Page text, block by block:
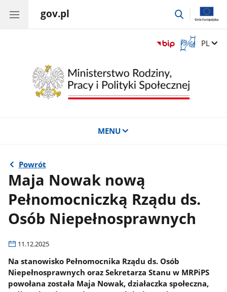
gov.pl
przejdź
Otwórz
okno
języka
migowego
Zmień
PL
MENU
Powrót
Maja Nowak nową
Pełnomocniczką Rządu ds.
Osób Niepełnosprawnych
11.12.2025
Na stanowisko Pełnomocnika Rządu ds. Osób
Niepełnosprawnych oraz Sekretarza Stanu w MRPiPS
powołana została Maja Nowak, działaczka społeczna,